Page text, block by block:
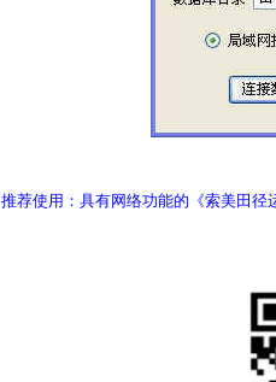
推荐使用： 具有网络功能的 《索美田径